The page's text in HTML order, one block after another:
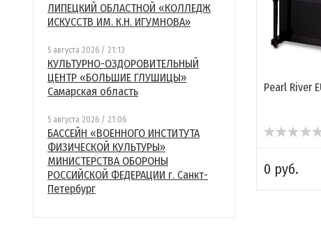
ЛИПЕЦКИЙ ОБЛАСТНОЙ «КОЛЛЕДЖ
ИСКУССТВ ИМ. К.Н. ИГУМНОВА»
5 августа 2026 / 21:13
КУЛЬТУРНО-ОЗДОРОВИТЕЛЬНЫЙ
ЦЕНТР «БОЛЬШИЕ ГЛУШИЦЫ»
Самарская область
5 августа 2026 / 21:06
БАССЕЙН «ВОЕННОГО ИНСТИТУТА
ФИЗИЧЕСКОЙ КУЛЬТУРЫ»
МИНИСТЕРСТВА ОБОРОНЫ
РОССИЙСКОЙ ФЕДЕРАЦИИ г. Санкт-
Петербург
Pearl River
0 руб.